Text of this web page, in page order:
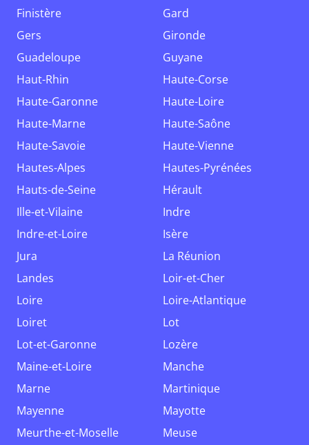
Finistère
Gard
Gers
Gironde
Guadeloupe
Guyane
Haut-Rhin
Haute-Corse
Haute-Garonne
Haute-Loire
Haute-Marne
Haute-Saône
Haute-Savoie
Haute-Vienne
Hautes-Alpes
Hautes-Pyrénées
Hauts-de-Seine
Hérault
Ille-et-Vilaine
Indre
Indre-et-Loire
Isère
Jura
La Réunion
Landes
Loir-et-Cher
Loire
Loire-Atlantique
Loiret
Lot
Lot-et-Garonne
Lozère
Maine-et-Loire
Manche
Marne
Martinique
Mayenne
Mayotte
Meurthe-et-Moselle
Meuse